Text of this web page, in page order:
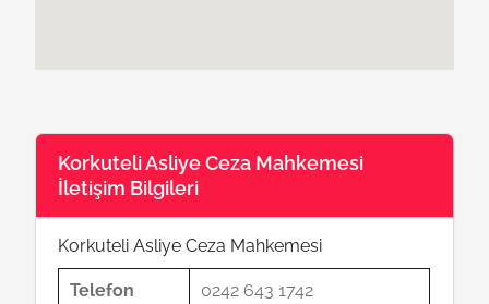
Korkuteli Asliye Ceza Mahkemesi
İletişim Bilgileri
Korkuteli Asliye Ceza Mahkemesi
Telefon 0242 643 1742